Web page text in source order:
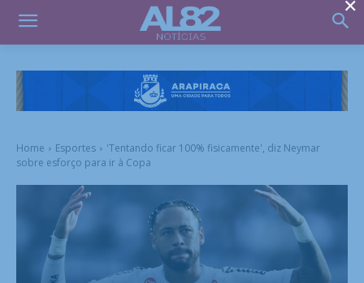
Home Esportes
'Tentando ficar 100% fisicamente', diz Neymar
sobre esforço para ir à Copa